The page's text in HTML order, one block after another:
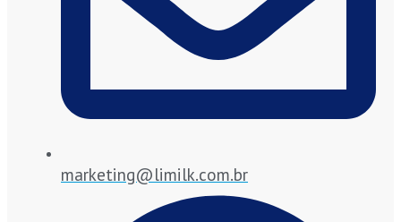
marketing@limilk.com.br